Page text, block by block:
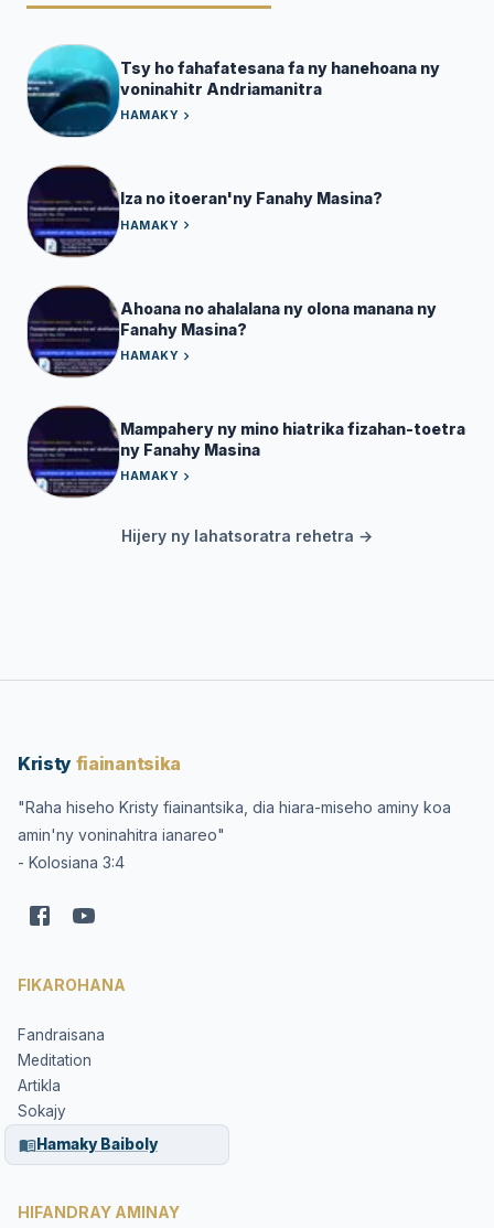
Tsy ho fahafatesana fa ny hanehoana ny
voninahitr Andriamanitra
HAMAKY
Iza no itoeran'ny Fanahy Masina?
HAMAKY
Ahoana no ahalalana ny olona manana ny
Fanahy Masina?
HAMAKY
Mampahery ny mino hiatrika fizahan-toetra
ny Fanahy Masina
HAMAKY
Hijery ny lahatsoratra rehetra →
Kristy fiainantsika
"Raha hiseho Kristy fiainantsika, dia hiara-miseho aminy koa
amin'ny voninahitra ianareo"
- Kolosiana 3:4
FIKAROHANA
Fandraisana
Meditation
Artikla
Sokajy
Hamaky Baiboly
HIFANDRAY AMINAY